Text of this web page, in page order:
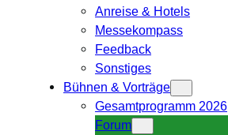
Anreise & Hotels
Messekompass
Feedback
Sonstiges
Bühnen & Vorträge
Gesamtprogramm 2026
Forum